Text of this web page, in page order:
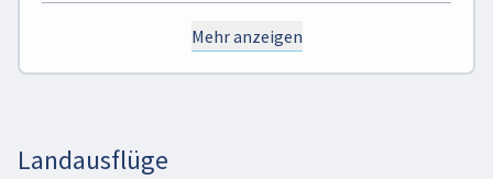
Mehr anzeigen
Landausflüge